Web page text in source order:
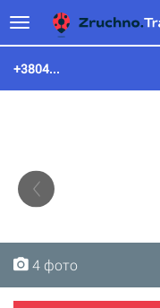
+3804...
4 фото
4 фото
4 фото
4 фото